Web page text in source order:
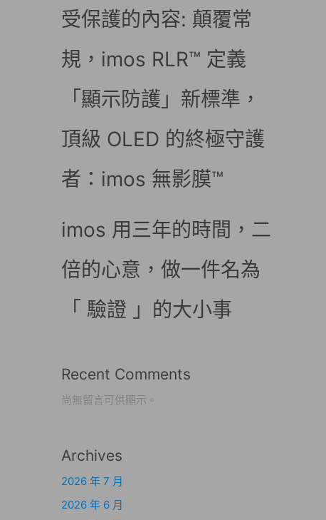
受保護的內容: 顛覆常
規，imos RLR™ 定義
「顯示防護」新標準，
頂級 OLED 的終極守護
者：imos 無影膜™
imos 用三年的時間，二
倍的心意，做一件名為
「 驗證 」的大小事
Recent Comments
尚無留言可供顯示。
Archives
2026 年 7 月
2026 年 6 月